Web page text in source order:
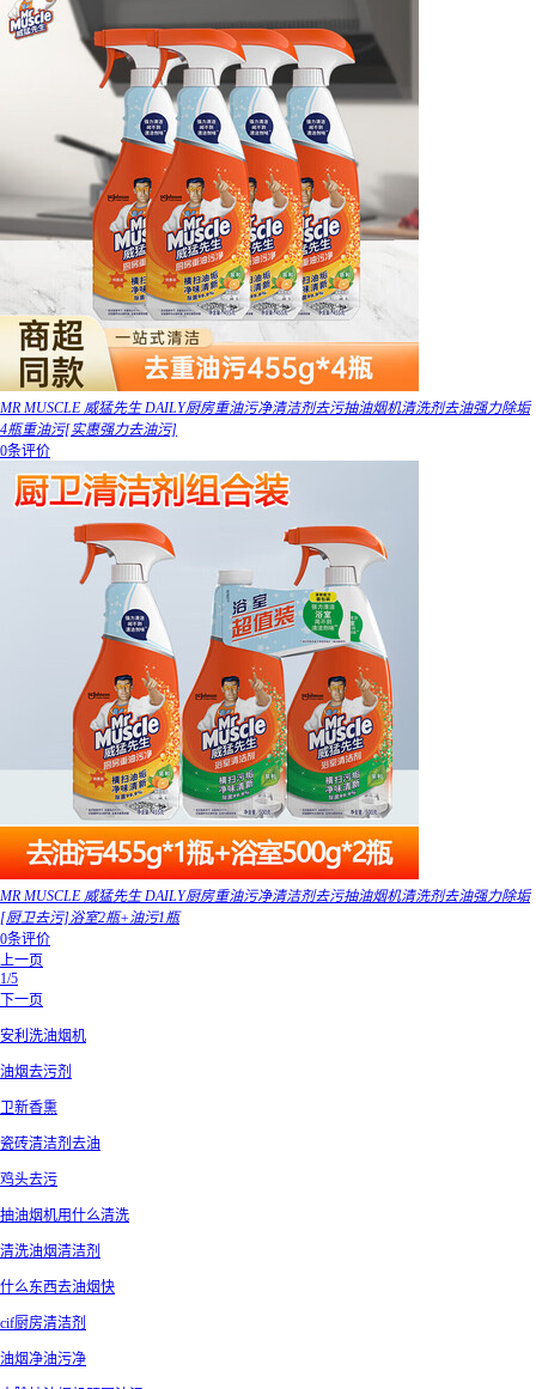
MR MUSCLE 威猛先生 DAILY厨房重油污净清洁剂去污抽油烟机清洗剂去油强力除垢
4瓶重油污[实惠强力去油污]
0条评价
MR MUSCLE 威猛先生 DAILY厨房重油污净清洁剂去污抽油烟机清洗剂去油强力除垢
[厨卫去污]浴室2瓶+油污1瓶
0条评价
上一页
1/5
下一页
安利洗油烟机
油烟去污剂
卫新香熏
瓷砖清洁剂去油
鸡头去污
抽油烟机用什么清洗
清洗油烟清洁剂
什么东西去油烟快
cif厨房清洁剂
油烟净油污净